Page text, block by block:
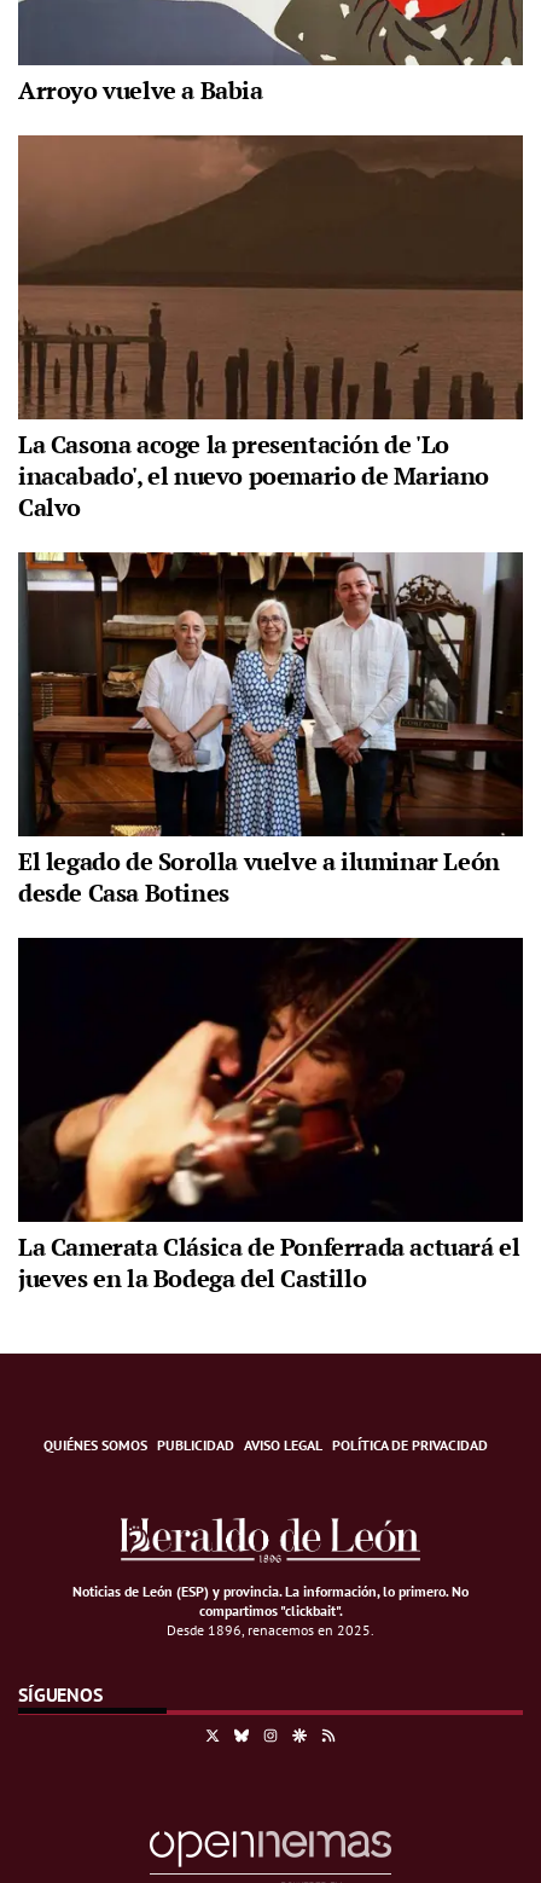
Arroyo vuelve a Babia
La Casona acoge la presentación de 'Lo
inacabado', el nuevo poemario de Mariano
Calvo
El legado de Sorolla vuelve a iluminar León
desde Casa Botines
La Camerata Clásica de Ponferrada actuará el
jueves en la Bodega del Castillo
QUIÉNES SOMOS PUBLICIDAD AVISO LEGAL POLÍTICA DE PRIVACIDAD
Noticias de León (ESP) y provincia. La información, lo primero.No
compartimos "clickbait".
Desde 1896, renacemos en 2025.
SÍGUENOS
BlueskyInstagramGoogle Discover